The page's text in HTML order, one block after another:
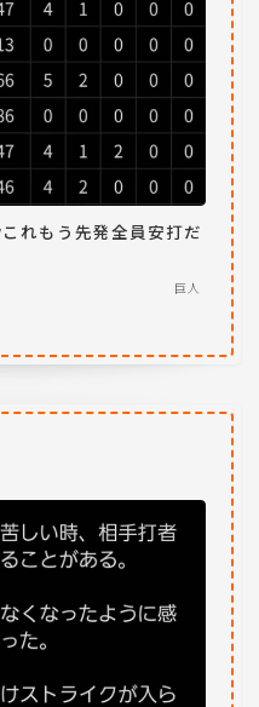
れもう先発全員安打だ
巨人